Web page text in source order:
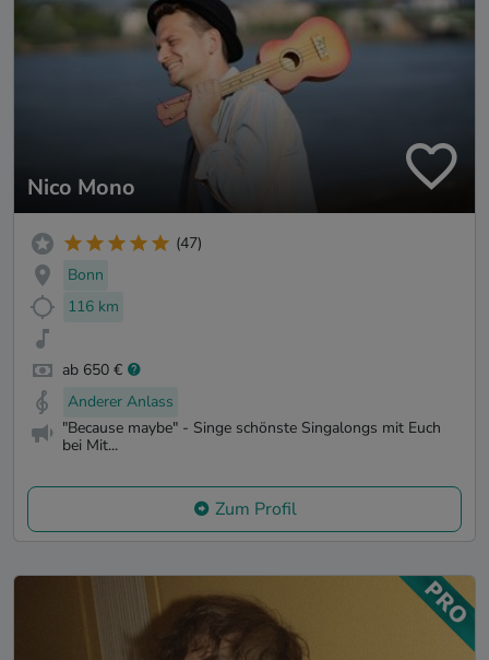
Nico Mono
(47)
Bonn
116 km
ab 650 €
Anderer Anlass
"Because maybe" - Singe schönste Singalongs mit Euch
bei Mit...
Zum Profil